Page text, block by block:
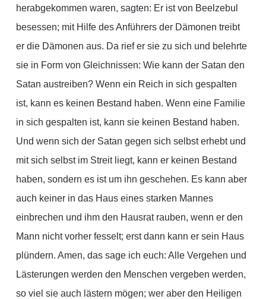
herabgekommen waren, sagten: Er ist von Beelzebul
besessen; mit Hilfe des Anführers der Dämonen treibt
er die Dämonen aus. Da rief er sie zu sich und belehrte
sie in Form von Gleichnissen: Wie kann der Satan den
Satan austreiben? Wenn ein Reich in sich gespalten
ist, kann es keinen Bestand haben. Wenn eine Familie
in sich gespalten ist, kann sie keinen Bestand haben.
Und wenn sich der Satan gegen sich selbst erhebt und
mit sich selbst im Streit liegt, kann er keinen Bestand
haben, sondern es ist um ihn geschehen. Es kann aber
auch keiner in das Haus eines starken Mannes
einbrechen und ihm den Hausrat rauben, wenn er den
Mann nicht vorher fesselt; erst dann kann er sein Haus
plündern. Amen, das sage ich euch: Alle Vergehen und
Lästerungen werden den Menschen vergeben werden,
so viel sie auch lästern mögen; wer aber den Heiligen